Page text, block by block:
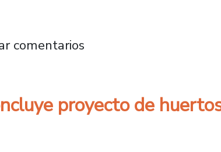
internacional con
comentarios
proyecto de